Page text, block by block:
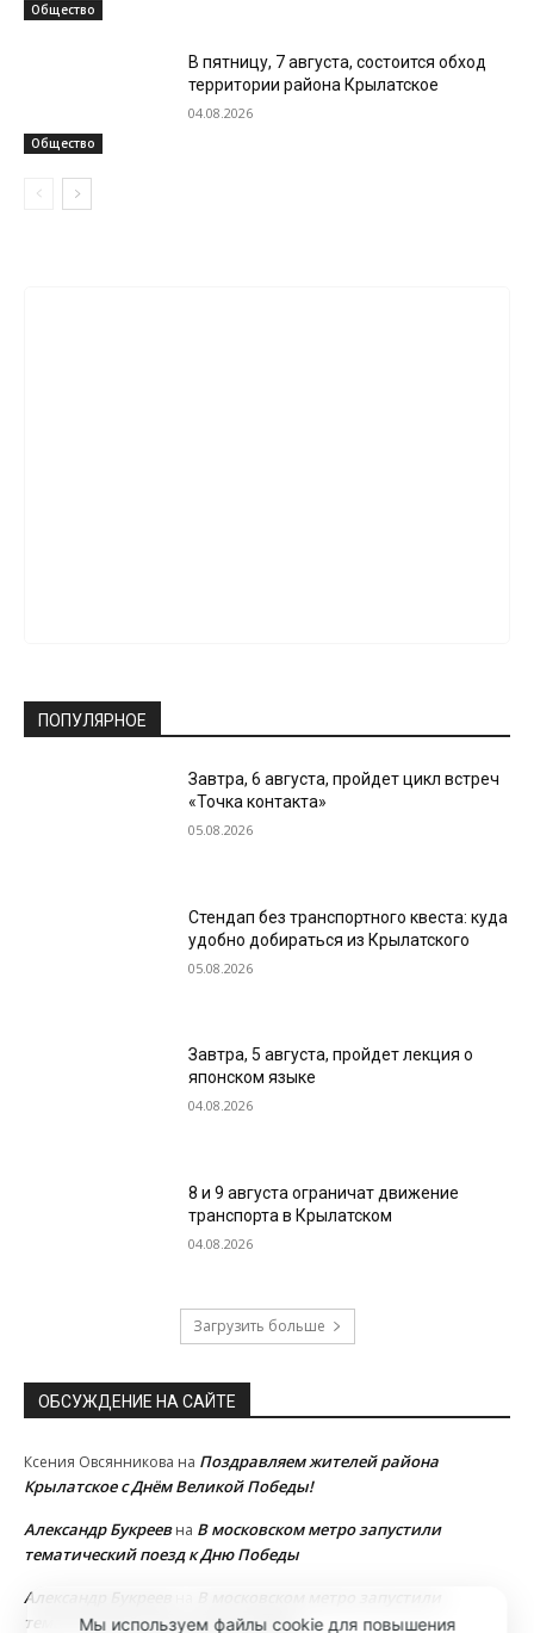
Общество
Общество
В пятницу, 7 августа, состоится обход
территории района Крылатское
04.08.2026
ПОПУЛЯРНОЕ
Завтра, 6 августа, пройдет цикл встреч
«Точка контакта»
05.08.2026
Стендап без транспортного квеста: куда
удобно добираться из Крылатского
05.08.2026
Завтра, 5 августа, пройдет лекция о
японском языке
04.08.2026
8 и 9 августа ограничат движение
транспорта в Крылатском
04.08.2026
Загрузить больше
ОБСУЖДЕНИЕ НА САЙТЕ
Ксения Овсянникова на Поздравляем жителей района
Крылатское с Днём Великой Победы!
Александр Букреевна В московском метро запустили
тематический поезд к Дню Победы
Александр Букреев
тематический поезд к Дню Победы
Мы используем файлы cookie для повышения